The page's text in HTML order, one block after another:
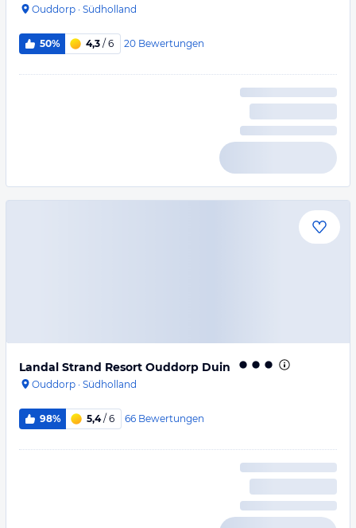
Ouddorp · Südholland
50% 4,3 / 6 20 Bewertungen
Landal Strand Resort Ouddorp Duin
Ouddorp · Südholland
98% 5,4/ 6 66 Bewertungen